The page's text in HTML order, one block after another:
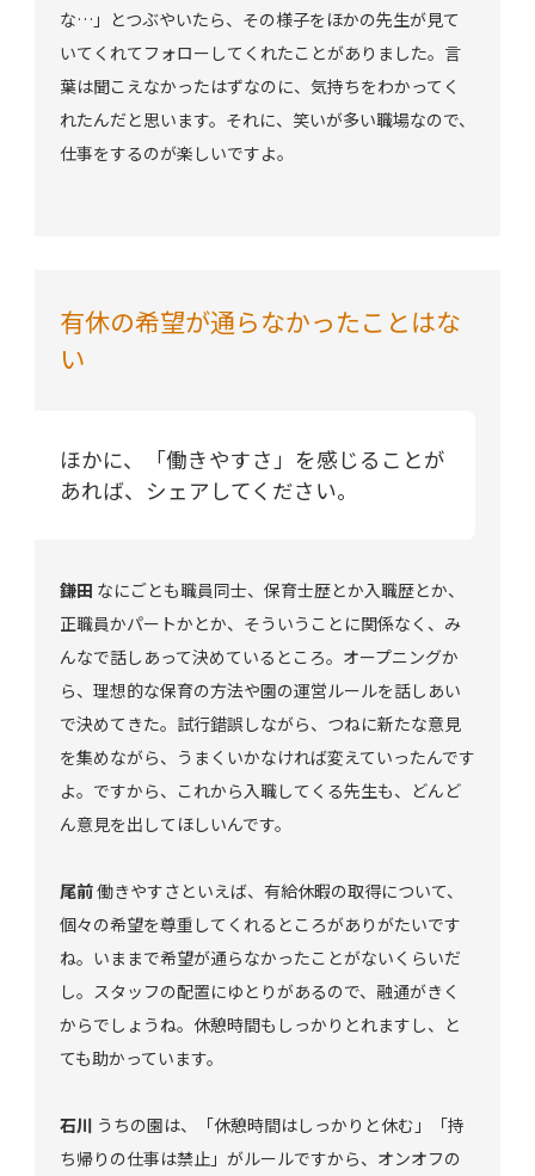
な…」とつぶやいたら、その様子をほかの先生が見て
いてくれてフォローしてくれたことがありました。言
葉は聞こえなかったはずなのに、気持ちをわかってく
れたんだと思います。それに、笑いが多い職場なので、
仕事をするのが楽しいですよ。
有休の希望が通らなかったことはな
い
ほかに、「働きやすさ」を感じることが
あれば、シェアしてください。
鎌田 なにごとも職員同士、保育士歴とか入職歴とか、
正職員かパートかとか、そういうことに関係なく、み
んなで話しあって決めているところ。オープニングか
ら、理想的な保育の方法や園の運営ルールを話しあい
で決めてきた。試行錯誤しながら、つねに新たな意見
を集めながら、うまくいかなければ変えていったんです
よ。ですから、これから入職してくる先生も、どんど
ん意見を出してほしいんです。
尾前働きやすさといえば、有給休暇の取得について、
個々の希望を尊重してくれるところがありがたいです
ね。いままで希望が通らなかったことがないくらいだ
し。スタッフの配置にゆとりがあるので、融通がきく
からでしょうね。休憩時間もしっかりとれますし、と
ても助かっています。
石川 うちの園は、「休憩時間はしっかりと休む」「持
ち帰りの仕事は禁止」がルールですから、オンオフの